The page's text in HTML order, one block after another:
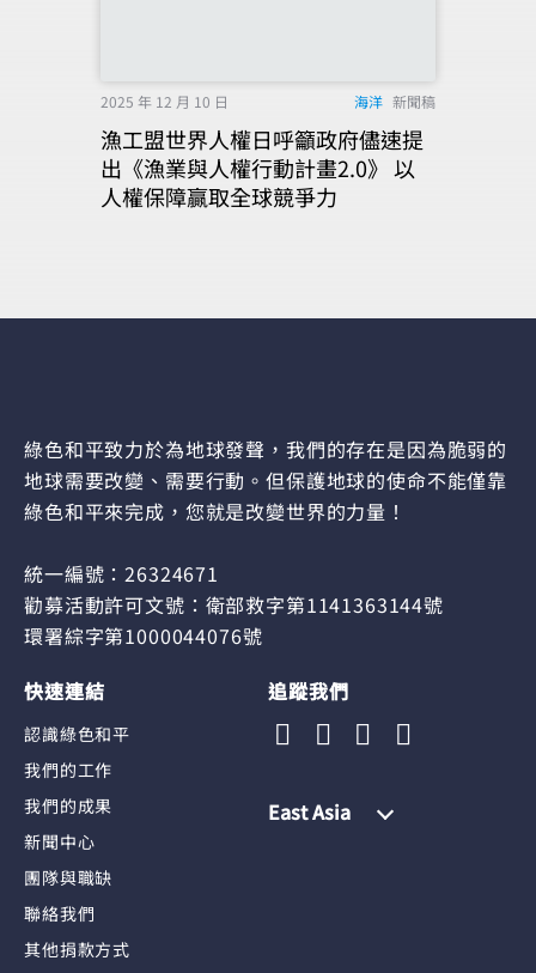
2025 年 12 月 10 日 海洋 新聞稿
漁工盟世界人權日呼籲政府儘速提
出《漁業與人權行動計畫2.0》 以
人權保障贏取全球競爭力
綠色和平致力於為地球發聲，我們的存在是因為脆弱的
地球需要改變、需要行動。但保護地球的使命不能僅靠
綠色和平來完成，您就是改變世界的力量！
統一編號：26324671
勸募活動許可文號：衛部救字第1141363144號
環署綜字第1000044076號
快速連結
認識綠色和平
我們的工作
我們的成果
新聞中心
團隊與職缺
聯絡我們
其他捐款方式
追蹤我們
East Asia